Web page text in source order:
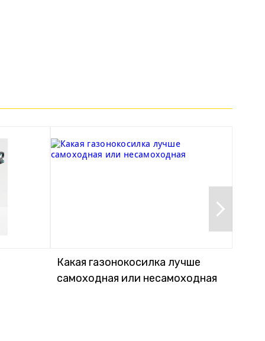
Какая газонокосилка лучше
самоходная или несамоходная